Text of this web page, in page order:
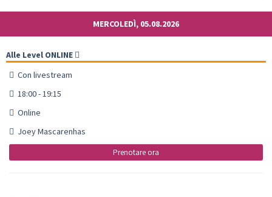
MERCOLEDÌ, 05.08.2026
Alle Level ONLINE
Con livestream
18:00 - 19:15
Online
Joey Mascarenhas
Prenotare ora